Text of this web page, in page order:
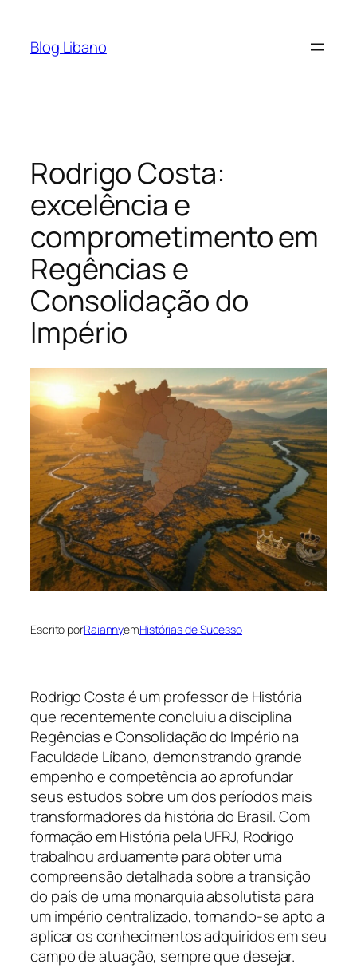
Blog Libano
Rodrigo Costa:
excelência e
comprometimento em
Regências e
Consolidação do
Império
Escrito porRaiannyemHistórias de Sucesso
Rodrigo Costa é um professor de História
que recentemente concluiu a disciplina
Regências e Consolidação do Império na
Faculdade Líbano, demonstrando grande
empenho e competência ao aprofundar
seus estudos sobre um dos períodos mais
transformadores da história do Brasil. Com
formação em História pela UFRJ, Rodrigo
trabalhou arduamente para obter uma
compreensão detalhada sobre a transição
do país de uma monarquia absolutista para
um império centralizado, tornando-se apto a
aplicar os conhecimentos adquiridos em seu
campo de atuação, sempre que desejar.